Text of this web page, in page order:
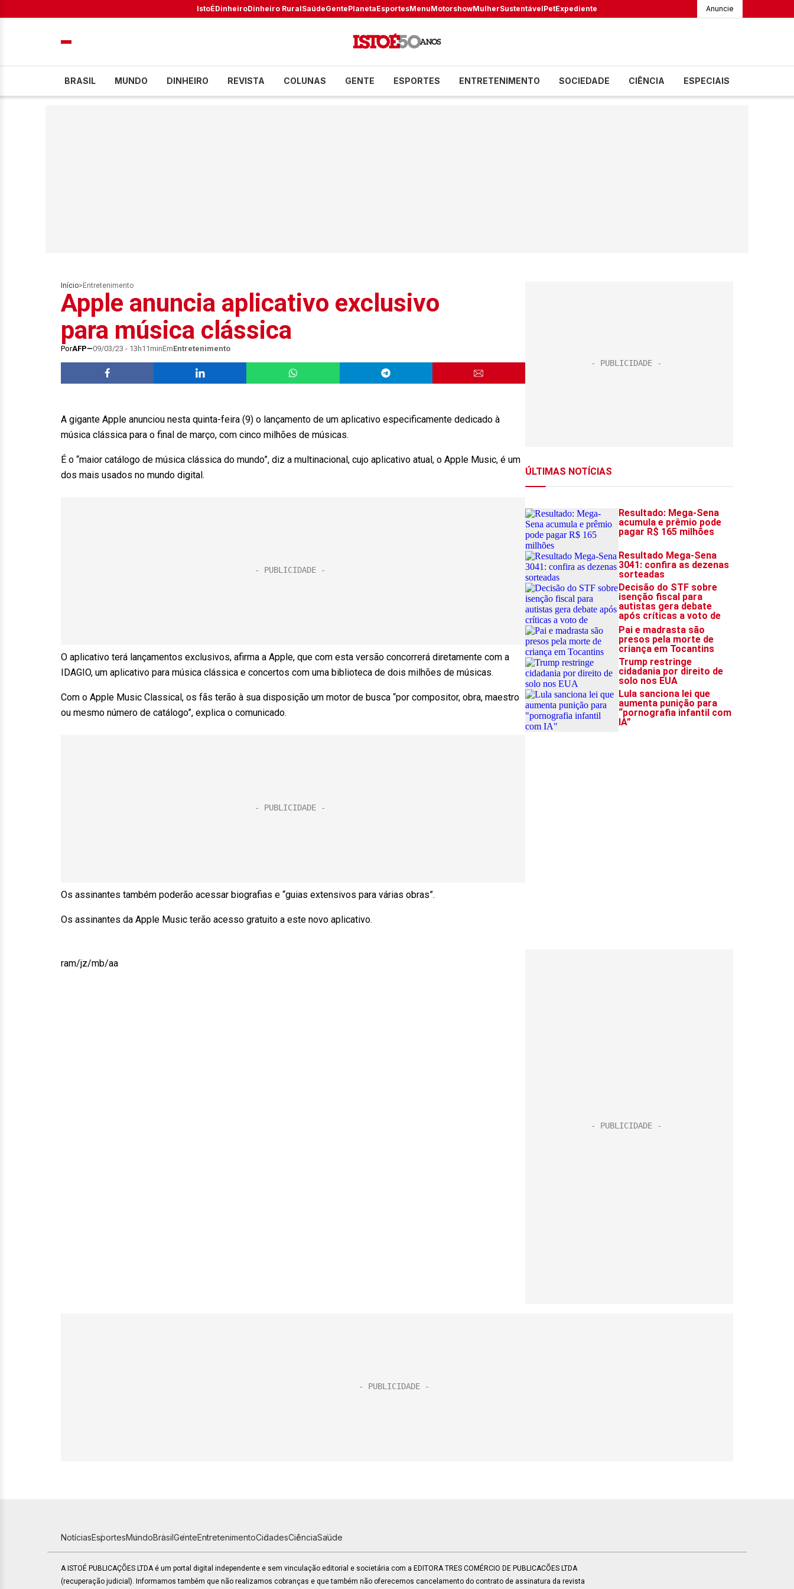
IstoÉDinheiroDinheiro RuralSaúdeGentePlanetaEsportesMenuMotorshowMulherSustentávelPetExpediente Anuncie
BRASIL MUNDO DINHEIRO REVISTA COLUNAS GENTE ESPORTES ENTRETENIMENTO SOCIEDADE CIÊNCIA ESPECIAIS
Início> Entretenimento
Apple anuncia aplicativo exclusivo
para música clássica
PorAFP 09/03/23 - 13h11minEmEntretenimento
A gigante Apple anunciou nesta quinta-feira (9) o lançamento de um aplicativo especificamente dedicado à
música clássica para o final de março, com cinco milhões de músicas.
É o “maior catálogo de música clássica do mundo”, diz a multinacional, cujo aplicativo atual, o Apple Music, é um
dos mais usados no mundo digital.
O aplicativo terá lançamentos exclusivos, afirma a Apple, que com esta versão concorrerá diretamente com a
IDAGIO, um aplicativo para música clássica e concertos com uma biblioteca de dois milhões de músicas.
Com o Apple Music Classical, os fãs terão à sua disposição um motor de busca “por compositor, obra, maestro
ou mesmo número de catálogo”, explica o comunicado.
Os assinantes também poderão acessar biografias e “guias extensivos para várias obras”.
Os assinantes da Apple Music terão acesso gratuito a este novo aplicativo.
ram/jz/mb/aa
NotíciasEsportesMundoBrasilGenteEntretenimentoCidadesCiênciaSaúde
A ISTOÉ PUBLICAÇÕES LTDA é um portal digital independente e sem vinculação editorial e societária com a EDITORA TRES COMÉRCIO DE PUBLICACÕES LTDA
(recuperação judicial). Informamos também que não realizamos cobranças e que também não oferecemos cancelamento do contrato de assinatura da revista